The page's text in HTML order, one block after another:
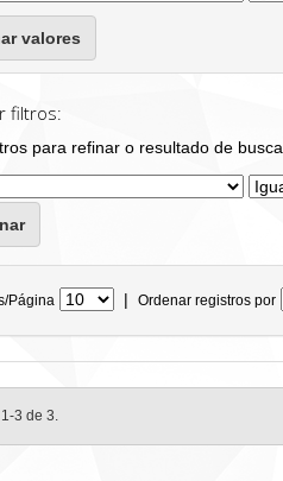
valores
filtros:
para refinar o resultado de busca.
Página | Ordenar registros por
3 de 3.